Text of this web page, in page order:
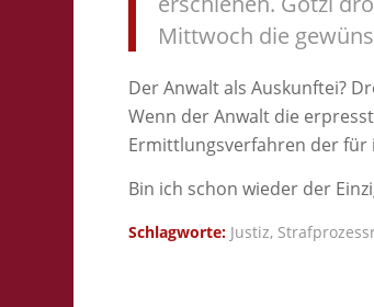
Mittwoch die
Der Anwalt als Auskunftei?
Wenn der Anwalt die
Ermittlungsverfahren der für
Bin ich schon wieder der
Schlagworte: Justiz,